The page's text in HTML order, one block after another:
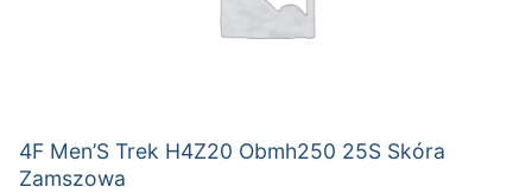
4F Men’S Trek H4Z20 Obmh250 25S Skóra
Zamszowa